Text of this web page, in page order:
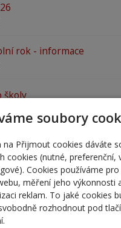
rok - informace
školy
kurzy
školního roku 2025/2026
soubory
na Přijmout cookies dáváte
cookies (nutné, preferenční,
Cookies používáme
měření jeho výkonnosti
reklam. To jaké cookies
rozhodnout pod